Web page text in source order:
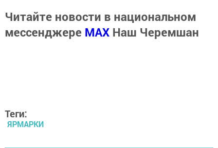
Читайте новости в национальном
мессенджере MАХ Наш Черемшан
Теги:
ЯРМАРКИ